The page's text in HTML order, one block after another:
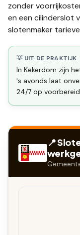
zonder
en een cilinderslot
slotenmaker
💡 UIT DE PRAKTIJK
In Kekerdom zijn
's avonds laat
24/7 op
📍